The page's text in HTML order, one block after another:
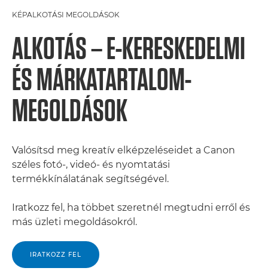
KÉPALKOTÁSI MEGOLDÁSOK
ALKOTÁS – E-KERESKEDELMI
ÉS MÁRKATARTALOM-
MEGOLDÁSOK
Valósítsd meg kreatív elképzeléseidet a Canon
széles fotó-, videó- és nyomtatási
termékkínálatának segítségével.
Iratkozz fel, ha többet szeretnél megtudni erről és
más üzleti megoldásokról.
IRATKOZZ FEL